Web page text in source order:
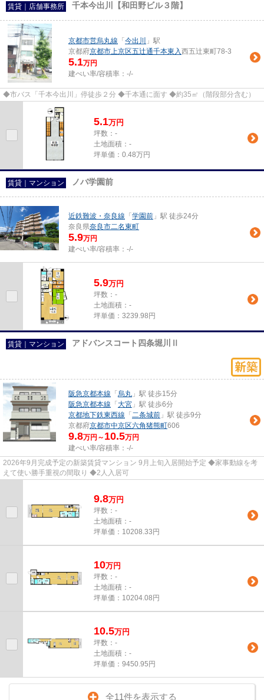
賃貸｜店舗事務所 千本今出川【和田野ビル３階】
京都市営烏丸線 「 今出川
」駅
京都府京都市上京区五辻通千本東入西五辻東町78-3
5.1万円
建ぺい率/容積率： -/-
◆市バス「千本今出川」停徒歩２分 ◆千本通に面す ◆約35㎡（階段部分含む）
5.1万円
坪数：-
土地面積：-
坪単価：0.48万円
賃貸｜マンション ノバ学園前
近鉄難波・奈良線 「 学園前 」駅 徒歩24分
奈良県奈良市二名東町
5.9万円
建ぺい率/容積率： -/-
5.9万円
坪数：-
土地面積：-
坪単価：3239.98円
賃貸｜マンション アドバンスコート四条堀川Ⅱ
阪急京都本線 「 烏丸 」駅 徒歩15分
阪急京都本線 「 大宮 」駅 徒歩6分
京都地下鉄東西線 「 二条城前 」駅 徒歩9分
京都府京都市中京区六角猪熊町606
9.8万円～ 10.5万円
建ぺい率/容積率： -/-
2026年9月完成予定の新築賃貸マンション 9月上旬入居開始予定 ◆家事動線を考
えて使い勝手重視の間取り ◆2人入居可
9.8万円
坪数：-
土地面積：-
坪単価：10208.33円
10万円
坪数：-
土地面積：-
坪単価：10204.08円
10.5万円
坪数：-
土地面積：-
坪単価：9450.95円
全11件を表示する